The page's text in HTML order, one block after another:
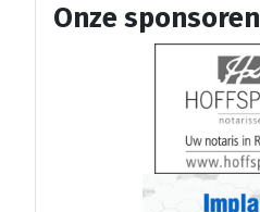
Onze sponsoren